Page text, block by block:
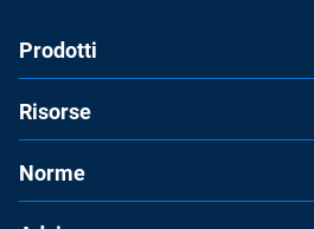
Prodotti
Risorse
Norme